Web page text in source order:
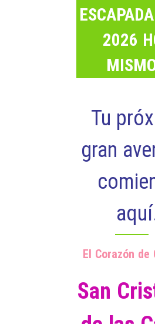
2026
Tu
gran
El Corazón de
San